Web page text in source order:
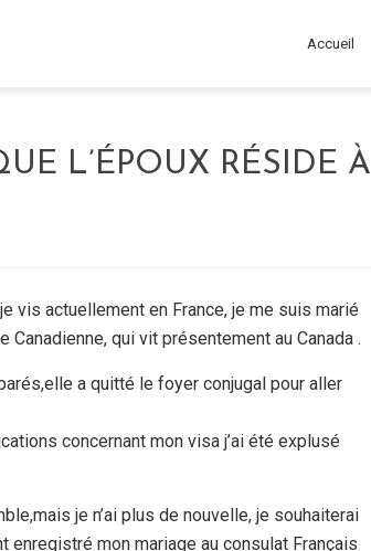
Accueil
L’ÉPOUX RÉSIDE À
vis actuellement en France, je me suis marié
Canadienne, qui vit présentement au Canada .
a quitté le foyer conjugal pour aller
concernant mon visa j’ai été explusé
je n’ai plus de nouvelle, je souhaiterai
enregistré mon mariage au consulat Français